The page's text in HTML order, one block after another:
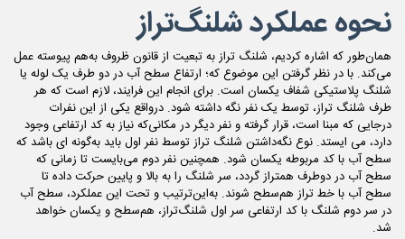
نحوه عملکرد شلنگ‌تراز
همان‌طور که اشاره کردیم، شلنگ تراز به تبعیت از قانون ظروف به‌هم پیوسته عمل
می‌کند. با در نظر گرفتن این موضوع که؛ ارتفاع سطح آب در دو طرف یک لوله یا
شلنگ پلاستیکى شفاف یکسان است. برای انجام این فرایند، لازم است که هر
طرف شلنگ تراز، توسط یک نفر نگه داشته شود. درواقع یکی از این نفرات
درجایی که مبنا است، قرار گرفته و نفر دیگر در مکانی‌که نیاز به کد ارتفاعی وجود
دارد، می ایستد. نوع نگه‌داشتن شلنگ تراز توسط نفر اول باید به‌گونه ای باشد که
سطح آب با کد مربوطه یکسان شود. همچنین نفر دوم می‌بایست تا زمانی که
سطح آب در دوطرف همتراز گردد، سر شلنگ را به بالا و پایین حرکت داده تا
سطح آب با خط تراز هم‌سطح شوند. به‌این‌ترتیب و تحت این عملکرد، سطح آب
در سر دوم شلنگ با کد ارتفاعی سر اول شلنگ‌تراز، هم‌سطح و یکسان خواهد
شد.